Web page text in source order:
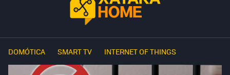
DOMÓTICA SMART TV INTERNET OF THINGS